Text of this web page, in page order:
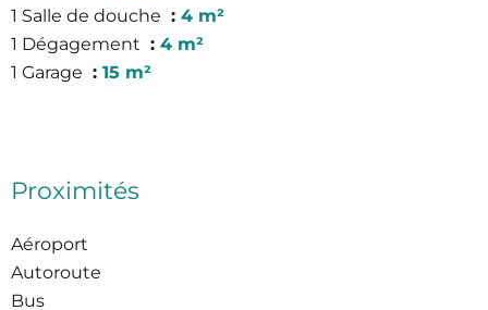
1 Salle de douche
4 m²
1 Dégagement
4 m²
1 Garage
15 m²
Proximités
Aéroport
Autoroute
Bus